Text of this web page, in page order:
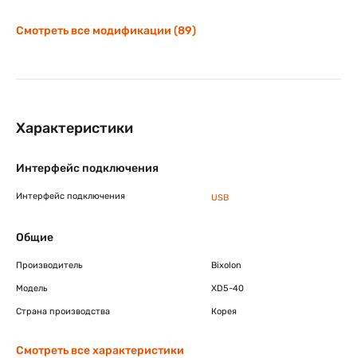
Смотреть все модификации (89)
Характеристики
Интерфейс подключения
Интерфейс подключения USB
Общие
Производитель Bixolon
Модель XD5-40
Страна производства Корея
Смотреть все характеристики